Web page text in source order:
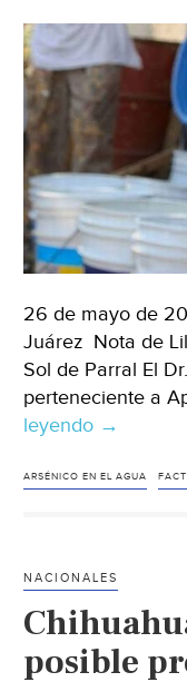
26 de mayo de
Juárez Nota de
Sol de Parral El
perteneciente a
leyendo Chihuahua
Niegan
arsénico
en
el
agua
→
ARSÉNICO EN EL AGUA
NACIONALES
posible